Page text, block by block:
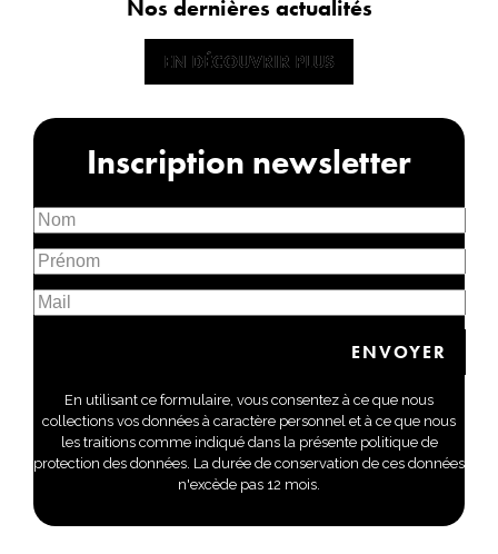
Nos dernières actualités
EN DÉCOUVRIR PLUS
EN DÉCOUVRIR PLUS
Inscription newsletter
En utilisant ce formulaire, vous consentez à ce que nous
collections vos données à caractère personnel et à ce que nous
les traitions comme indiqué dans la présente politique de
protection des données. La durée de conservation de ces données
n'excède pas 12 mois.